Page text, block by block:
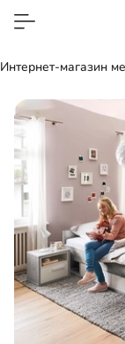
Интернет-магазин